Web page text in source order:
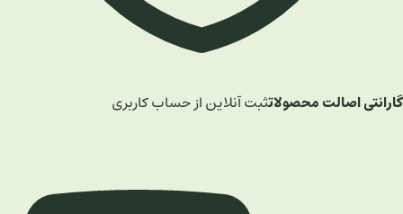
گارانتی اصالت محصولاتثبت آنلاین از حساب کاربری